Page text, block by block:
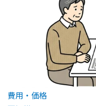
費用・価格